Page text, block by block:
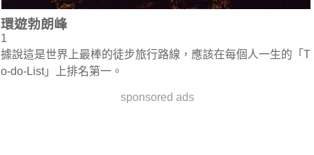
環遊勃朗峰
1
據說這是世界上最棒的徒步旅行路線，應該在每個人一生的「T
o-do-List」上排名第一。
sponsored ads